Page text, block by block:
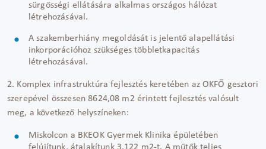
sürgősségi ellátására alkalmas országos hálózat
létrehozásával.
A szakemberhiány megoldását is jelentő alapellátási
inkorporációhoz szükséges többletkapacitás
létrehozásával.
2. Komplex infrastruktúra fejlesztés keretében az OKFŐ gesztori
szerepével összesen 8624,08 m2 érintett fejlesztés valósult
meg, a következő helyszíneken:
Miskolcon a BKEOK Gyermek Klinika épületében